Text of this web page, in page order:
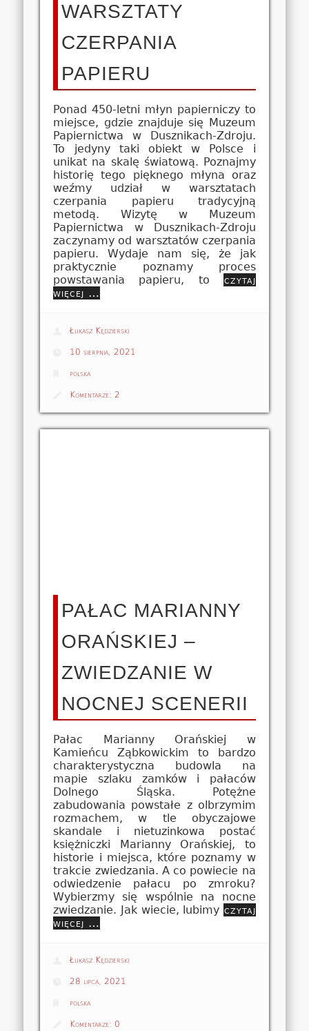
WARSZTATY
CZERPANIA
PAPIERU
Ponad 450-letni młyn papierniczy to
miejsce, gdzie znajduje się Muzeum
Papiernictwa w Dusznikach-Zdroju.
To jedyny taki obiekt w Polsce i
unikat na skalę światową. Poznajmy
historię tego pięknego młyna oraz
weźmy udział w warsztatach
czerpania papieru tradycyjną
metodą. Wizytę w Muzeum
Papiernictwa w Dusznikach-Zdroju
zaczynamy od warsztatów czerpania
papieru. Wydaje nam się, że jak
praktycznie poznamy proces
powstawania papieru, to czytaj
więcej …
Łukasz Kędzierski
10 sierpnia, 2021
polska
Komentarze: 2
PAŁAC MARIANNY
ORAŃSKIEJ –
ZWIEDZANIE W
NOCNEJ SCENERII
Pałac Marianny Orańskiej w
Kamieńcu Ząbkowickim to bardzo
charakterystyczna budowla na
mapie szlaku zamków i pałaców
Dolnego Śląska. Potężne
zabudowania powstałe z olbrzymim
rozmachem, w tle obyczajowe
skandale i nietuzinkowa postać
księżniczki Marianny Orańskiej, to
historie i miejsca, które poznamy w
trakcie zwiedzania. A co powiecie na
odwiedzenie pałacu po zmroku?
Wybierzmy się wspólnie na nocne
zwiedzanie. Jak wiecie, lubimy czytaj
więcej …
Łukasz Kędzierski
28 lipca, 2021
polska
Komentarze: 0